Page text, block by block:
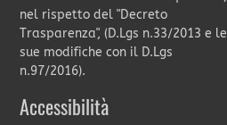
nel rispetto del "Decreto
Trasparenza", (D.Lgs n.33/2013 e le
sue modifiche con il D.Lgs
n.97/2016).
Accessibilità